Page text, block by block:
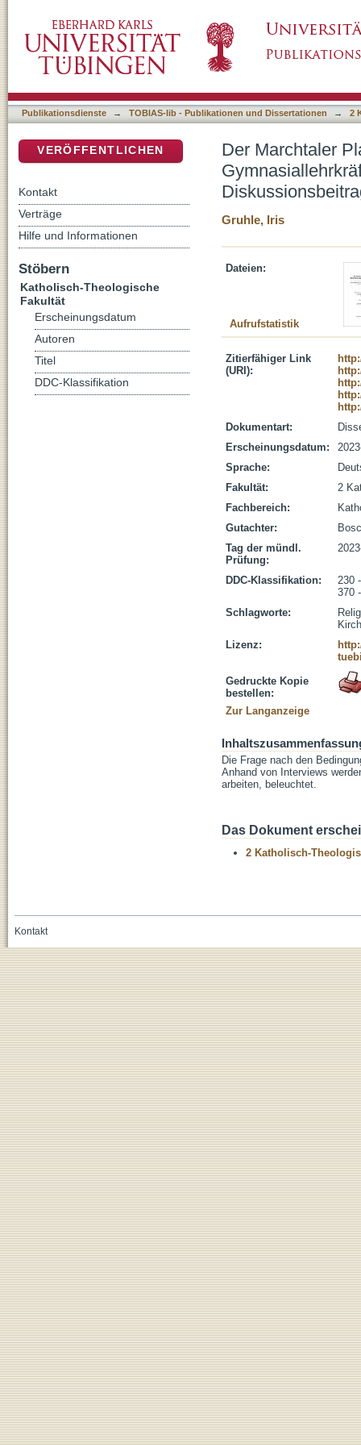
Untersuchung als Diskussionsbeitrag zur
Publikationsdienste → TOBIAS-lib - Publikationen und Dissertationen → 2
Der Marchtaler
Gruhle, Iris
Dateien:
Aufrufstatistik
Zitierfähiger Link
(URI):
Dokumentart:
Erscheinungsdatum:
Sprache:
Fakultät:
2
Fachbereich:
Gutachter:
Tag der mündl.
Prüfung:
DDC-Klassifikation:
230
370
Schlagworte:
Lizenz:
Gedruckte Kopie
bestellen:
Zur Langanzeige
Die Frage nach den
Anhand von Interviews
arbeiten, beleuchtet.
Das Dokument
2 Katholisch-
VERÖFFENTLICHEN
Kontakt
Verträge
Hilfe und Informationen
Stöbern
Katholisch-Theologische
Fakultät
Erscheinungsdatum
Autoren
Titel
DDC-Klassifikation
Kontakt